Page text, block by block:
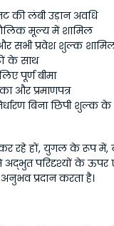
की लंबी उड़ान अवधि
मूल्य में शामिल
सभी प्रवेश शुल्क
के साथ
पूर्ण बीमा
और प्रमाणपत्र
बिना छिपी शुल्क के
रहे हों, युगल के रूप में,
परिदृश्यों के ऊपर
प्रदान करता है।